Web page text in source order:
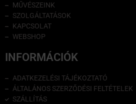
MŰVÉSZEINK
SZOLGÁLTATÁSOK
KAPCSOLAT
WEBSHOP
INFORMÁCIÓK
ADATKEZELÉSI TÁJÉKOZTATÓ
ÁLTALÁNOS SZERZŐDÉSI FELTÉTELEK
SZÁLLÍTÁS